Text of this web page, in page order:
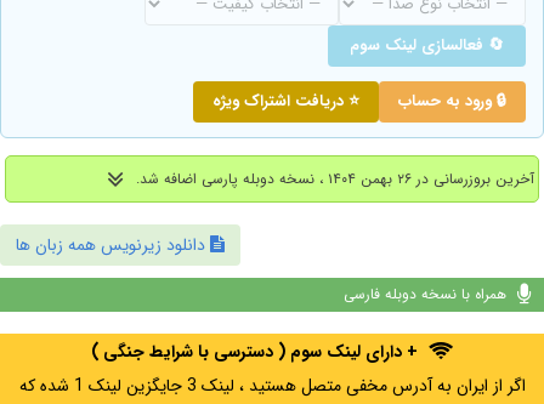
🔄 فعالسازی لینک سوم
🔒 ورود به حساب ⭐ دریافت اشتراک ویژه
آخرین بروزرسانی در ۲۶ بهمن ۱۴۰۴ ، نسخه دوبله پارسی اضافه شد.
دانلود زیرنویس همه زبان ها
همراه با نسخه دوبله فارسی
+ دارای لینک سوم ( دسترسی با شرایط جنگی )
اگر از ایران به آدرس مخفی متصل هستید ، لینک 3 جایگزین لینک 1 شده که